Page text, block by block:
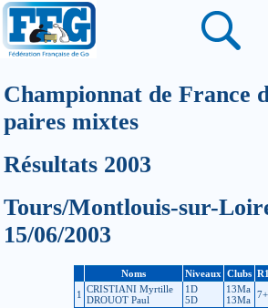
Championnat de France
paires mixtes
Résultats 2003
Tours/Montlouis-sur-
15/06/2003
Noms Niveaux Clubs R1
1 CRISTIANI Myrtille
DROUOT Paul
1D
5D
13Ma
13Ma 7+